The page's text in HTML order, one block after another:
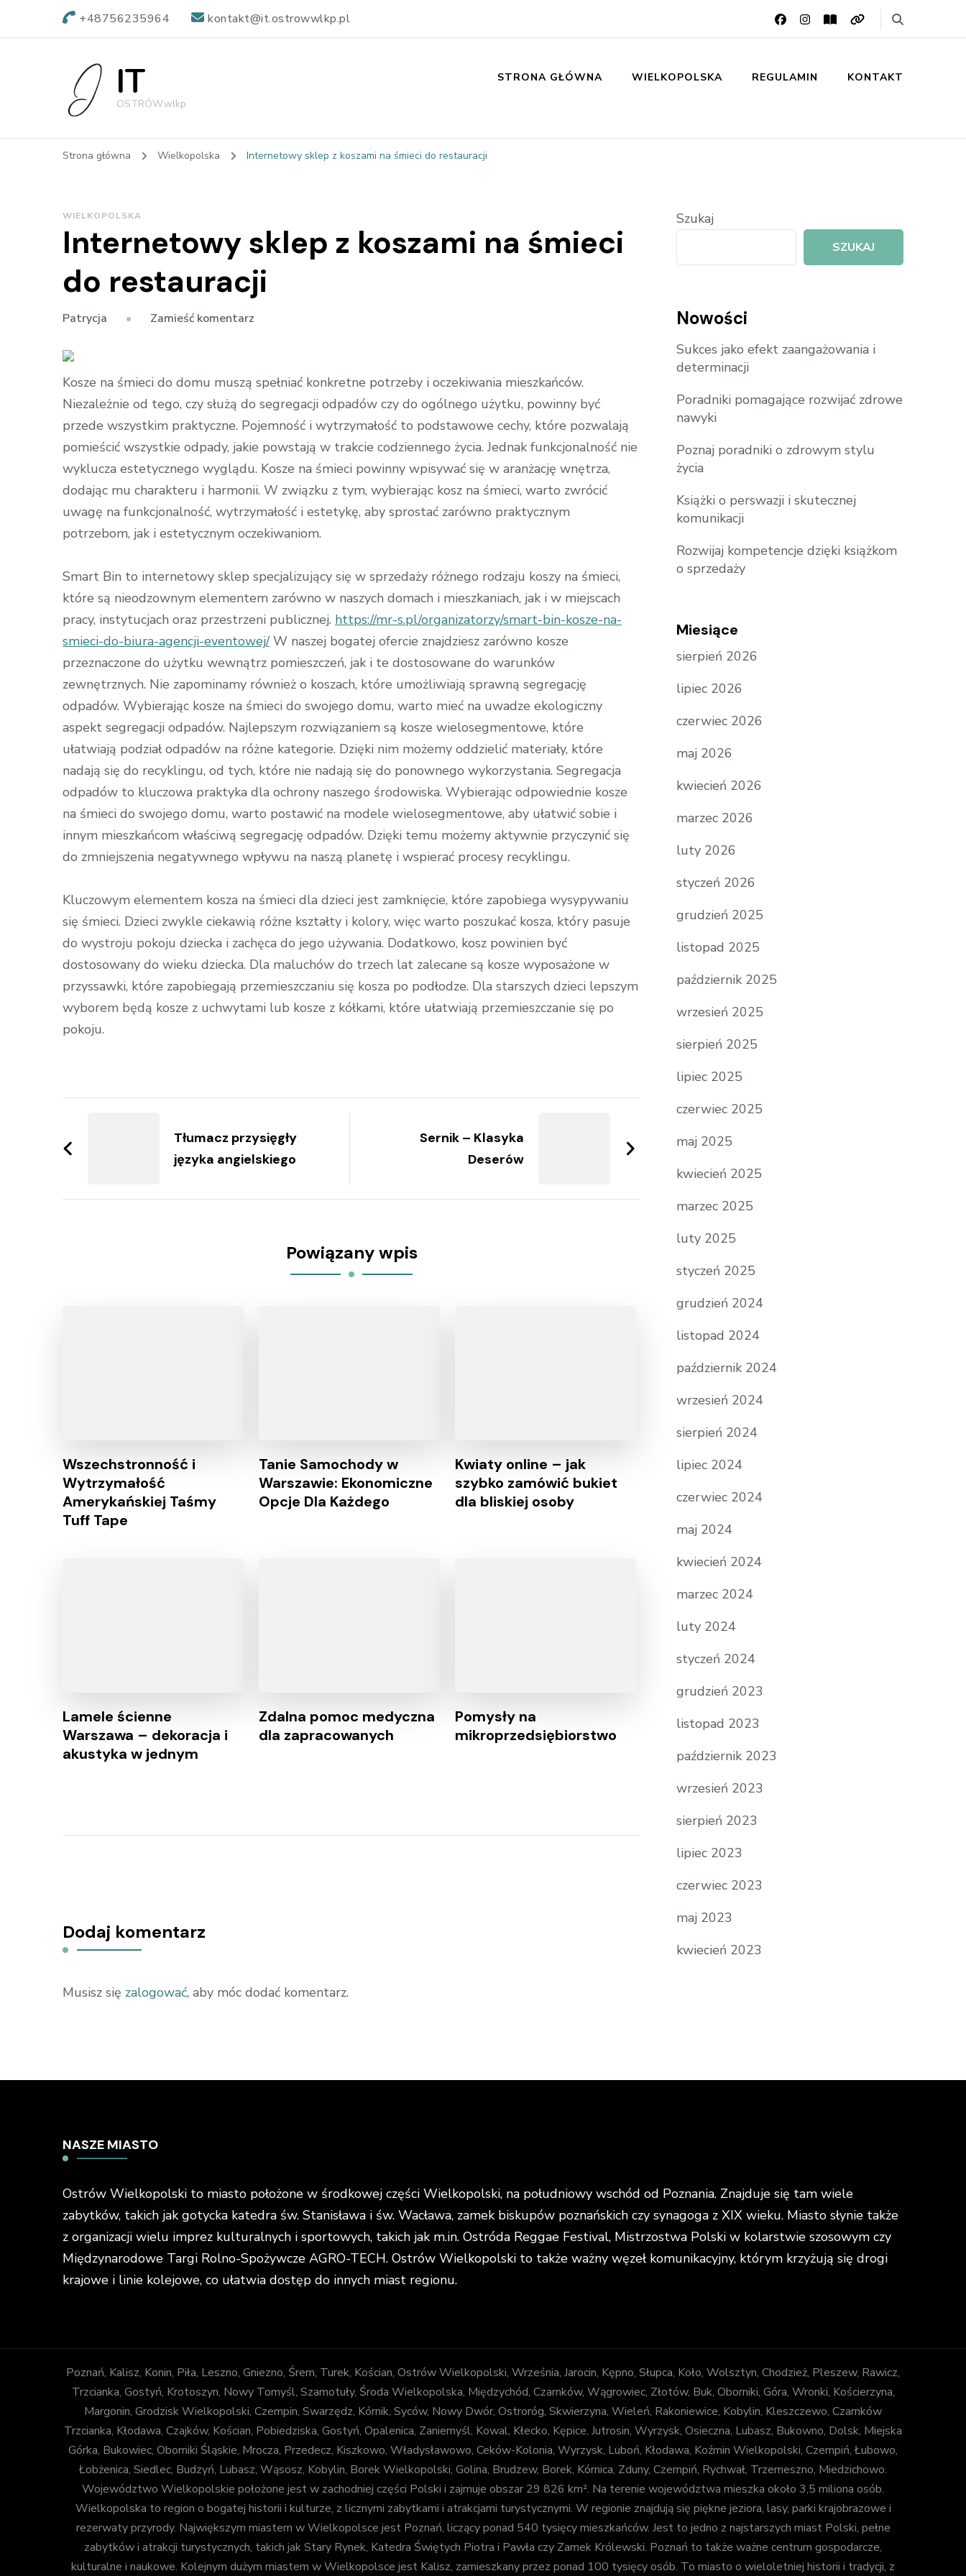
+48756235964 kontakt@it.ostrowwlkp.pl
IT
OSTRÓW.wlkp
STRONA GŁÓWNA WIELKOPOLSKA REGULAMIN KONTAKT
Strona główna Wielkopolska Internetowy sklep z koszami na śmieci do restauracji
WIELKOPOLSKA
Internetowy sklep z koszami na śmieci
do restauracji
Patrycja Zamieść komentarz
sklep
koszami
na
śmieci
do
restauracji
Kosze na śmieci do domu muszą spełniać konkretne potrzeby i oczekiwania mieszkańców.
Niezależnie od tego, czy służą do segregacji odpadów czy do ogólnego użytku, powinny być
przede wszystkim praktyczne. Pojemność i wytrzymałość to podstawowe cechy, które pozwalają
pomieścić wszystkie odpady, jakie powstają w trakcie codziennego życia. Jednak funkcjonalność nie
wyklucza estetycznego wyglądu. Kosze na śmieci powinny wpisywać się w aranżację wnętrza,
dodając mu charakteru i harmonii. W związku z tym, wybierając kosz na śmieci, warto zwrócić
uwagę na funkcjonalność, wytrzymałość i estetykę, aby sprostać zarówno praktycznym
potrzebom, jak i estetycznym oczekiwaniom.
Smart Bin to internetowy sklep specjalizujący się w sprzedaży różnego rodzaju koszy na śmieci,
które są nieodzownym elementem zarówno w naszych domach i mieszkaniach, jak i w miejscach
pracy, instytucjach oraz przestrzeni publicznej. https://mr-s.pl/organizatorzy/smart-bin-kosze-na-
smieci-do-biura-agencji-eventowej/W naszej bogatej ofercie znajdziesz zarówno kosze
przeznaczone do użytku wewnątrz pomieszczeń, jak i te dostosowane do warunków
zewnętrznych. Nie zapominamy również o koszach, które umożliwiają sprawną segregację
odpadów. Wybierając kosze na śmieci do swojego domu, warto mieć na uwadze ekologiczny
aspekt segregacji odpadów. Najlepszym rozwiązaniem są kosze wielosegmentowe, które
ułatwiają podział odpadów na różne kategorie. Dzięki nim możemy oddzielić materiały, które
nadają się do recyklingu, od tych, które nie nadają się do ponownego wykorzystania. Segregacja
odpadów to kluczowa praktyka dla ochrony naszego środowiska. Wybierając odpowiednie kosze
na śmieci do swojego domu, warto postawić na modele wielosegmentowe, aby ułatwić sobie i
innym mieszkańcom właściwą segregację odpadów. Dzięki temu możemy aktywnie przyczynić się
do zmniejszenia negatywnego wpływu na naszą planetę i wspierać procesy recyklingu.
Kluczowym elementem kosza na śmieci dla dzieci jest zamknięcie, które zapobiega wysypywaniu
się śmieci. Dzieci zwykle ciekawią różne kształty i kolory, więc warto poszukać kosza, który pasuje
do wystroju pokoju dziecka i zachęca do jego używania. Dodatkowo, kosz powinien być
dostosowany do wieku dziecka. Dla maluchów do trzech lat zalecane są kosze wyposażone w
przyssawki, które zapobiegają przemieszczaniu się kosza po podłodze. Dla starszych dzieci lepszym
wyborem będą kosze z uchwytami lub kosze z kółkami, które ułatwiają przemieszczanie się po
pokoju.
wpisy
Tłumacz przysięgły
języka angielskiego
Sernik – Klasyka
Deserów
Powiązany wpis
Wszechstronność i
Wytrzymałość
Amerykańskiej Taśmy
Tuff Tape
Tanie Samochody w
Warszawie: Ekonomiczne
Opcje Dla Każdego
Kwiaty online – jak
szybko zamówić bukiet
dla bliskiej osoby
Lamele ścienne
Warszawa – dekoracja i
akustyka w jednym
Zdalna pomoc medyczna
dla zapracowanych
Pomysły na
mikroprzedsiębiorstwo
Dodaj komentarz
Musisz się zalogować, aby móc dodać komentarz.
Szukaj
SZUKAJ
Nowości
Sukces jako efekt zaangażowania i
determinacji
Poradniki pomagające rozwijać zdrowe
nawyki
Poznaj poradniki o zdrowym stylu
życia
Książki o perswazji i skutecznej
komunikacji
Rozwijaj kompetencje dzięki książkom
o sprzedaży
Miesiące
sierpień 2026
lipiec 2026
czerwiec 2026
maj 2026
kwiecień 2026
marzec 2026
luty 2026
styczeń 2026
grudzień 2025
listopad 2025
październik 2025
wrzesień 2025
sierpień 2025
lipiec 2025
czerwiec 2025
maj 2025
kwiecień 2025
marzec 2025
luty 2025
styczeń 2025
grudzień 2024
listopad 2024
październik 2024
wrzesień 2024
sierpień 2024
lipiec 2024
czerwiec 2024
maj 2024
kwiecień 2024
marzec 2024
luty 2024
styczeń 2024
grudzień 2023
listopad 2023
październik 2023
wrzesień 2023
sierpień 2023
lipiec 2023
czerwiec 2023
maj 2023
kwiecień 2023
NASZE MIASTO
Ostrów Wielkopolski to miasto położone w środkowej części Wielkopolski, na południowy wschód od Poznania. Znajduje się tam wiele
zabytków, takich jak gotycka katedra św. Stanisława i św. Wacława, zamek biskupów poznańskich czy synagoga z XIX wieku. Miasto słynie także
z organizacji wielu imprez kulturalnych i sportowych, takich jak m.in. Ostróda Reggae Festival, Mistrzostwa Polski w kolarstwie szosowym czy
Międzynarodowe Targi Rolno-Spożywcze AGRO-TECH. Ostrów Wielkopolski to także ważny węzeł komunikacyjny, którym krzyżują się drogi
krajowe i linie kolejowe, co ułatwia dostęp do innych miast regionu.
Poznań, Kalisz, Konin, Piła, Leszno, Gniezno, Śrem, Turek, Kościan, Ostrów Wielkopolski, Września, Jarocin, Kępno, Słupca, Koło, Wolsztyn, Chodzież, Pleszew, Rawicz,
Trzcianka, Gostyń, Krotoszyn, Nowy Tomyśl, Szamotuły, Środa Wielkopolska, Międzychód, Czarnków, Wągrowiec, Złotów, Buk, Oborniki, Góra, Wronki, Kościerzyna,
Margonin, Grodzisk Wielkopolski, Czempin, Swarzędz, Kórnik, Syców, Nowy Dwór, Ostroróg, Skwierzyna, Wieleń, Rakoniewice, Kobylin, Kleszczewo, Czarnków
Trzcianka, Kłodawa, Czajków, Kościan, Pobiedziska, Gostyń, Opalenica, Zaniemyśl, Kowal, Kłecko, Kępice, Jutrosin, Wyrzysk, Osieczna, Lubasz, Bukowno, Dolsk, Miejska
Górka, Bukowiec, Oborniki Śląskie, Mrocza, Przedecz, Kiszkowo, Władysławowo, Ceków-Kolonia, Wyrzysk, Luboń, Kłodawa, Koźmin Wielkopolski, Czempiń, Łubowo,
Łobżenica, Siedlec, Budzyń, Lubasz, Wąsosz, Kobylin, Borek Wielkopolski, Golina, Brudzew, Borek, Kórnica, Zduny, Czempiń, Rychwał, Trzemeszno, Miedzichowo.
Województwo Wielkopolskie położone jest w zachodniej części Polski i zajmuje obszar 29 826 km². Na terenie województwa mieszka około 3,5 miliona osób.
Wielkopolska to region o bogatej historii i kulturze, z licznymi zabytkami i atrakcjami turystycznymi. W regionie znajdują się piękne jeziora, lasy, parki krajobrazowe i
rezerwaty przyrody. Największym miastem w Wielkopolsce jest Poznań, liczący ponad 540 tysięcy mieszkańców. Jest to jedno z najstarszych miast Polski, pełne
zabytków i atrakcji turystycznych, takich jak Stary Rynek, Katedra Świętych Piotra i Pawła czy Zamek Królewski. Poznań to także ważne centrum gospodarcze,
kulturalne i naukowe. Kolejnym dużym miastem w Wielkopolsce jest Kalisz, zamieszkany przez ponad 100 tysięcy osób. To miasto o wieloletniej historii i tradycji, z